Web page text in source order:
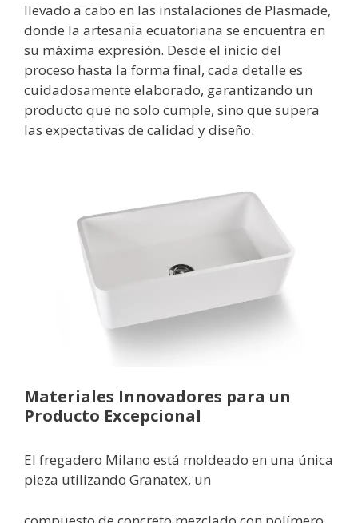
llevado a cabo en las instalaciones de Plasmade,
donde la artesanía ecuatoriana se encuentra en
su máxima expresión. Desde el inicio del
proceso hasta la forma final, cada detalle es
cuidadosamente elaborado, garantizando un
producto que no solo cumple, sino que supera
las expectativas de calidad y diseño.
Materiales Innovadores para un
Producto Excepcional
El fregadero Milano está moldeado en una única
pieza utilizando Granatex, un